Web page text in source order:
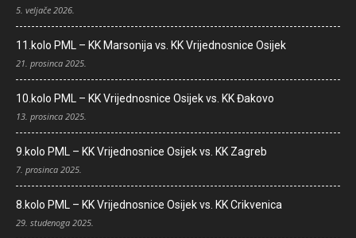
5. veljače 2026.
11.kolo PML – KK Marsonija vs. KK Vrijednosnice Osijek
21. prosinca 2025.
10.kolo PML – KK Vrijednosnice Osijek vs. KK Đakovo
13. prosinca 2025.
9.kolo PML – KK Vrijednosnice Osijek vs. KK Zagreb
7. prosinca 2025.
8.kolo PML – KK Vrijednosnice Osijek vs. KK Crikvenica
29. studenoga 2025.